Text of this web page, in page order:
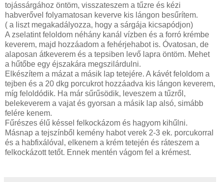
tojássárgához öntöm, visszateszem a tűzre és kézi
habverővel folyamatosan keverve kis lángon besűrítem.
( a liszt megakadályozza, hogy a sárgája kicsapódjon)
A zselatint feloldom néhány kanál vízben és a forró krémbe
keverem, majd hozzáadom a fehérjehabot is. Óvatosan, de
alaposan átkeverem és a tepsiben levő lapra öntöm. Mehet
a hűtőbe egy éjszakára megszilárdulni.
Elkészítem a mázat a másik lap tetejére. A kávét feloldom a
tejben és a 20 dkg porcukrot hozzáadva kis lángon keverem,
míg feloldódik. Ha már sűrűsödik, leveszem a tűzről,
belekeverem a vajat és gyorsan a másik lap alsó, simább
felére kenem.
Fűrészes élű késsel felkockázom és hagyom kihűlni.
Másnap a tejszínből kemény habot verek 2-3 ek. porcukorral
és a habfixálóval, elkenem a krém tetején és ráteszem a
felkockázott tetőt. Ennek mentén vágom fel a krémest.